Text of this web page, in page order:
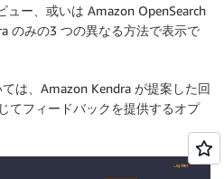
ュー、或いは Amazon OpenSearch
のみの3 つの異なる方法で表示で
は、Amazon Kendra が提案した回
てフィードバックを提供するオプ